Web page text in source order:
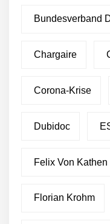
Bundesverband
Chargaire
Corona-Krise
Dubidoc
Felix Von Kathen
Florian Krohm